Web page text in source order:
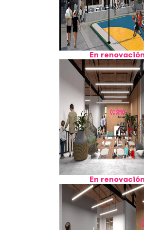
En renovación
En renovación